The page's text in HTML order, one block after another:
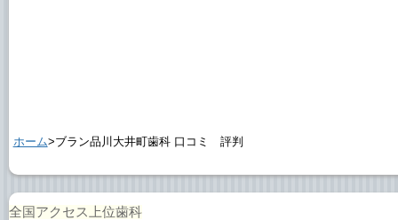
ホーム>ブラン品川大井町歯科 口コミ 評判
全国アクセス上位歯科